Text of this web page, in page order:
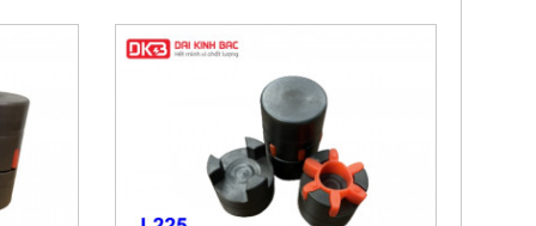
một công đoạn hay đảm nhiệm một nhiệm vụ
chủ yếu được ứng dụng trong các lĩnh vực như:
dưới đây để lựa chọn cho mình đúng loại phù
tôi hoặc gửi mail để được đội ngũ kỹ thuật tư